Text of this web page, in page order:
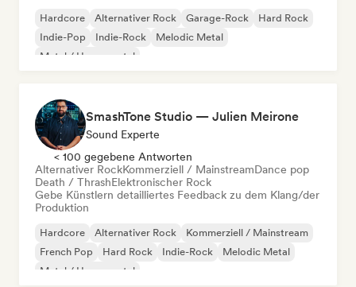
Hardcore Alternativer Rock Garage-Rock
Hard Rock
Indie-Pop
Indie-Rock
Melodic Metal
Metal / Heavy metal
SmashTone Studio — Julien Meirone
Sound Experte
< 100 gegebene Antworten
Alternativer RockKommerziell / MainstreamDance pop
Death / ThrashElektronischer Rock
Gebe Künstlern detailliertes Feedback zu dem Klang/der
Produktion
Hardcore Alternativer Rock
Kommerziell / Mainstream
French Pop
Hard Rock Indie-Rock
Melodic Metal
Metal / Heavy metal